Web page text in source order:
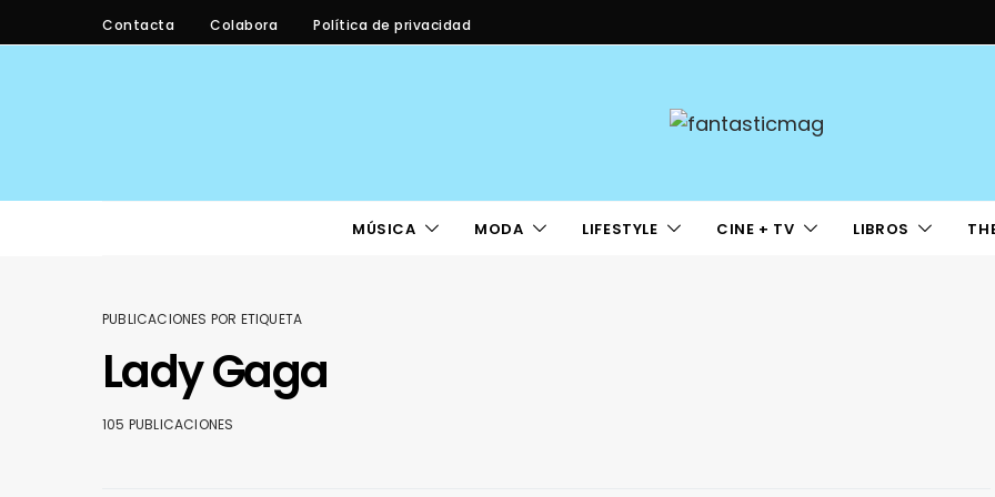
Contacta Colabora Política de privacidad
MÚSICA MODA LIFESTYLE CINE + TV LIBROS
PUBLICACIONES POR ETIQUETA
Lady Gaga
105 PUBLICACIONES